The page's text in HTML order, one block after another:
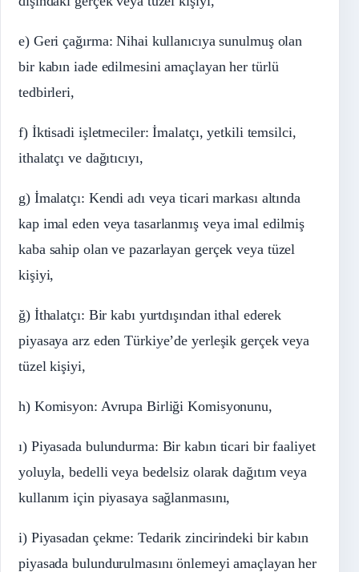
e) Geri çağırma: Nihai kullanıcıya sunulmuş olan
bir kabın iade edilmesini amaçlayan her türlü
tedbirleri,
f) İktisadi işletmeciler: İmalatçı, yetkili temsilci,
ithalatçı ve dağıtıcıyı,
g) İmalatçı: Kendi adı veya ticari markası altında
kap imal eden veya tasarlanmış veya imal edilmiş
kaba sahip olan ve pazarlayan gerçek veya tüzel
kişiyi,
ğ) İthalatçı: Bir kabı yurtdışından ithal ederek
piyasaya arz eden Türkiye’de yerleşik gerçek veya
tüzel kişiyi,
h) Komisyon: Avrupa Birliği Komisyonunu,
ı) Piyasada bulundurma: Bir kabın ticari bir faaliyet
yoluyla, bedelli veya bedelsiz olarak dağıtım veya
kullanım için piyasaya sağlanmasını,
i) Piyasadan çekme: Tedarik zincirindeki bir kabın
piyasada bulundurulmasını önlemeyi amaçlayan her